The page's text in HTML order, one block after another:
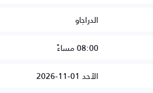
الدراجاو
08:00 مساءً
الأحد 01-11-2026